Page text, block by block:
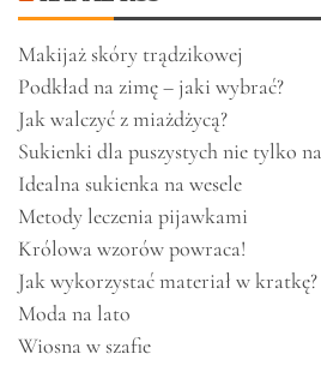
Makijaż skóry trądzikowej
Podkład na zimę – jaki wybrać?
Jak walczyć z miażdżycą?
Sukienki dla puszystych nie tylko
Idealna sukienka na wesele
Metody leczenia pijawkami
Królowa wzorów powraca!
Jak wykorzystać materiał w kratkę?
Moda na lato
Wiosna w szafie